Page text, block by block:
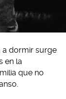
a dormir surge
en la
que no